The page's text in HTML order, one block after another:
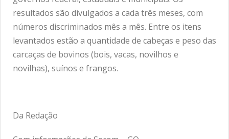
resultados são divulgados a cada três meses, com
números discriminados mês a mês. Entre os itens
levantados estão a quantidade de cabeças e peso das
carcaças de bovinos (bois, vacas, novilhos e
novilhas), suínos e frangos.
Da Redação